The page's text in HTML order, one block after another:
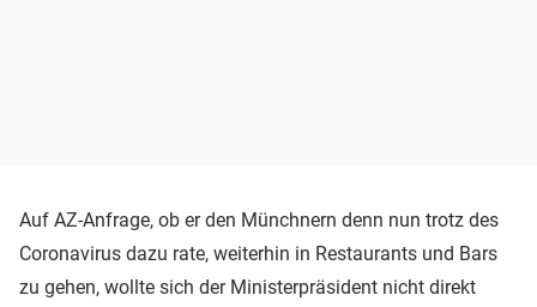
Auf AZ-Anfrage, ob er den Münchnern denn nun trotz des
Coronavirus dazu rate, weiterhin in Restaurants und Bars
zu gehen, wollte sich der Ministerpräsident nicht direkt